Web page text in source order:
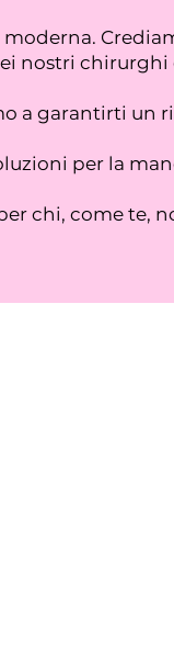
nostri chirurghi
a garantirti un
per la
chi, come te,